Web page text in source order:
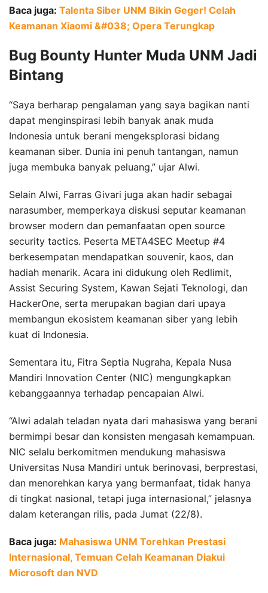
Baca juga: Talenta Siber UNM Bikin Geger! Celah
Keamanan Xiaomi &#038; Opera Terungkap
Bug Bounty Hunter Muda UNM Jadi
Bintang
“Saya berharap pengalaman yang saya bagikan nanti
dapat menginspirasi lebih banyak anak muda
Indonesia untuk berani mengeksplorasi bidang
keamanan siber. Dunia ini penuh tantangan, namun
juga membuka banyak peluang,” ujar Alwi.
Selain Alwi, Farras Givari juga akan hadir sebagai
narasumber, memperkaya diskusi seputar keamanan
browser modern dan pemanfaatan open source
security tactics. Peserta META4SEC Meetup #4
berkesempatan mendapatkan souvenir, kaos, dan
hadiah menarik. Acara ini didukung oleh Redlimit,
Assist Securing System, Kawan Sejati Teknologi, dan
HackerOne, serta merupakan bagian dari upaya
membangun ekosistem keamanan siber yang lebih
kuat di Indonesia.
Sementara itu, Fitra Septia Nugraha, Kepala Nusa
Mandiri Innovation Center (NIC) mengungkapkan
kebanggaannya terhadap pencapaian Alwi.
“Alwi adalah teladan nyata dari mahasiswa yang berani
bermimpi besar dan konsisten mengasah kemampuan.
NIC selalu berkomitmen mendukung mahasiswa
Universitas Nusa Mandiri untuk berinovasi, berprestasi,
dan menorehkan karya yang bermanfaat, tidak hanya
di tingkat nasional, tetapi juga internasional,” jelasnya
dalam keterangan rilis, pada Jumat (22/8).
Baca juga: Mahasiswa UNM Torehkan Prestasi
Internasional, Temuan Celah Keamanan Diakui
Microsoft dan NVD